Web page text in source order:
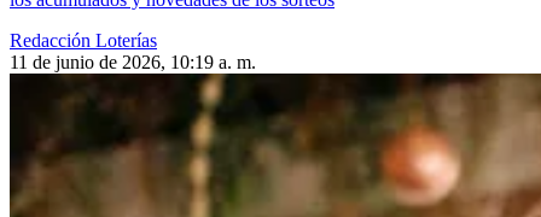
Redacción Loterías
11 de junio de 2026, 10:19 a. m.